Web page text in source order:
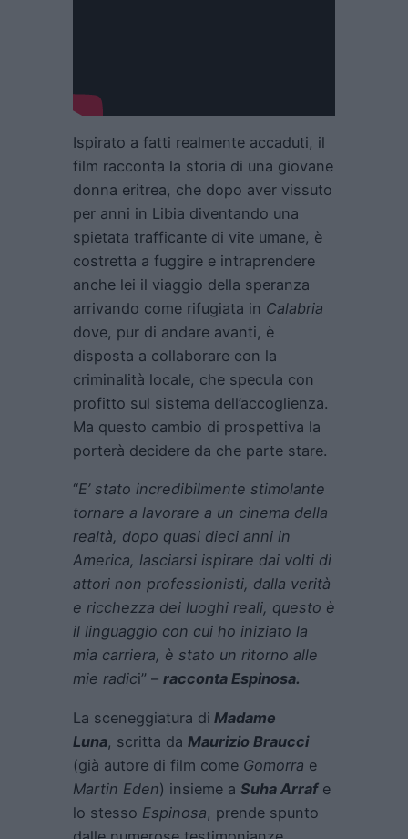
Ispirato a fatti realmente accaduti, il
film racconta la storia di una giovane
donna eritrea, che dopo aver vissuto
per anni in Libia diventando una
spietata trafficante di vite umane, è
costretta a fuggire e intraprendere
anche lei il viaggio della speranza
arrivando come rifugiata in Calabria
dove, pur di andare avanti, è
disposta a collaborare con la
criminalità locale, che specula con
profitto sul sistema dell’accoglienza.
Ma questo cambio di prospettiva la
porterà decidere da che parte stare.
“E’ stato incredibilmente stimolante
tornare a lavorare a un cinema della
realtà, dopo quasi dieci anni in
America, lasciarsi ispirare dai volti di
attori non professionisti, dalla verità
e ricchezza dei luoghi reali, questo è
il linguaggio con cui ho iniziato la
mia carriera, è stato un ritorno alle
mie radici” – racconta Espinosa.
La sceneggiatura di Madame
Luna, scritta da Maurizio Braucci
(già autore di film come Gomorra e
Martin Eden) insieme a Suha Arrafe
lo stesso Espinosa, prende spunto